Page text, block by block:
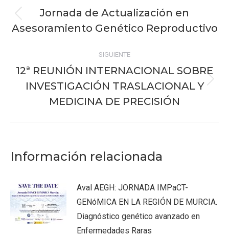
entre
publicaciones
Publicación
anterior:
Jornada de Actualización en
Asesoramiento Genético Reproductivo
SIGUIENTE
Publicación
siguiente:
12ª REUNIÓN INTERNACIONAL SOBRE
INVESTIGACIÓN TRASLACIONAL Y
MEDICINA DE PRECISIÓN
Información relacionada
Aval AEGH: JORNADA IMPaCT-
GENóMICA EN LA REGIÓN DE MURCIA.
Diagnóstico genético avanzado en
Enfermedades Raras